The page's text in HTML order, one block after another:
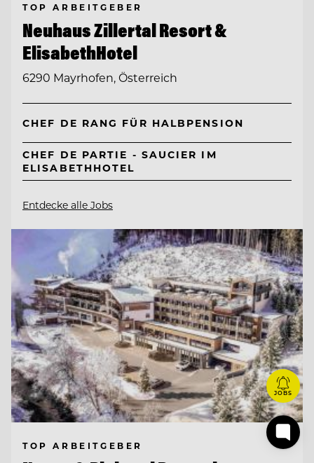
TOP ARBEITGEBER
Neuhaus Zillertal Resort &
ElisabethHotel
6290 Mayrhofen, Österreich
CHEF DE RANG FÜR HALBPENSION
CHEF DE PARTIE - SAUCIER IM
ELISABETHHOTEL
Entdecke alle Jobs
TOP ARBEITGEBER
JOBS